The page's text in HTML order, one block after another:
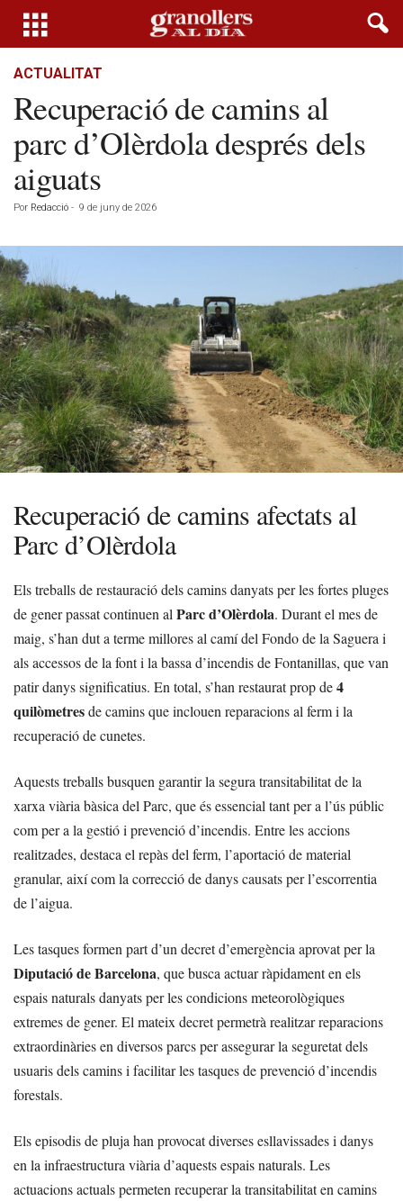
ACTUALITAT
Recuperació de camins al
parc d’Olèrdola després dels
aiguats
Por Redacció - 9 de juny de 2026
Recuperació de camins afectats al
Parc d’Olèrdola
Els treballs de restauració dels camins danyats per les fortes pluges
de gener passat continuen al Parc d’Olèrdola. Durant el mes de
maig, s’han dut a terme millores al camí del Fondo de la Saguera i
als accessos de la font i la bassa d’incendis de Fontanillas, que van
patir danys significatius. En total, s’han restaurat prop de4
quilòmetresde camins que inclouen reparacions al ferm i la
recuperació de cunetes.
Aquests treballs busquen garantir la segura transitabilitat de la
xarxa viària bàsica del Parc, que és essencial tant per a l’ús públic
com per a la gestió i prevenció d’incendis. Entre les accions
realitzades, destaca el repàs del ferm, l’aportació de material
granular, així com la correcció de danys causats per l’escorrentia
de l’aigua.
Les tasques formen part d’un decret d’emergència aprovat per la
Diputació de Barcelona, que busca actuar ràpidament en els
espais naturals danyats per les condicions meteorològiques
extremes de gener. El mateix decret permetrà realitzar reparacions
extraordinàries en diversos parcs per assegurar la seguretat dels
usuaris dels camins i facilitar les tasques de prevenció d’incendis
forestals.
Els episodis de pluja han provocat diverses esllavissades i danys
en la infraestructura viària d’aquests espais naturals. Les
actuacions actuals permeten recuperar la transitabilitat en camins